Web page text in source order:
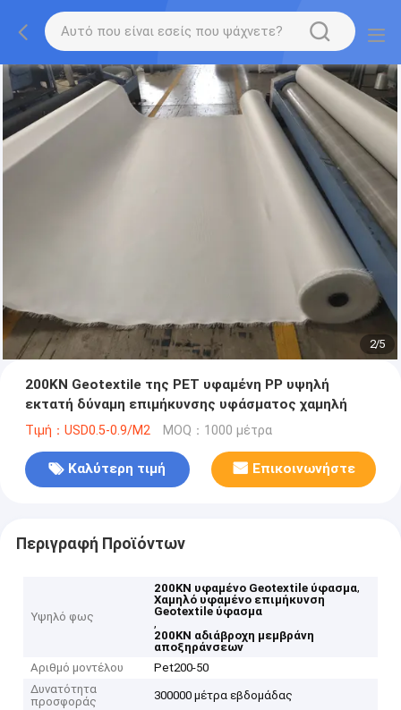
2/5
200KN Geotextile της PET υφαμένη PP υψηλή
εκτατή δύναμη επιμήκυνσης υφάσματος χαμηλή
Τιμή：USD0.5-0.9/M2 MOQ：1000 μέτρα
Καλύτερη τιμή Επικοινωνήστε
Περιγραφή Προϊόντων
Υψηλό φως
200KN υφαμένο Geotextile ύφασμα,
Χαμηλό υφαμένο επιμήκυνση
Geotextile ύφασμα
,
200KN αδιάβροχη μεμβράνη
αποξηράνσεων
Αριθμό μοντέλου
Pet200-50
Δυνατότητα
προσφοράς
300000 μέτρα εβδομάδας